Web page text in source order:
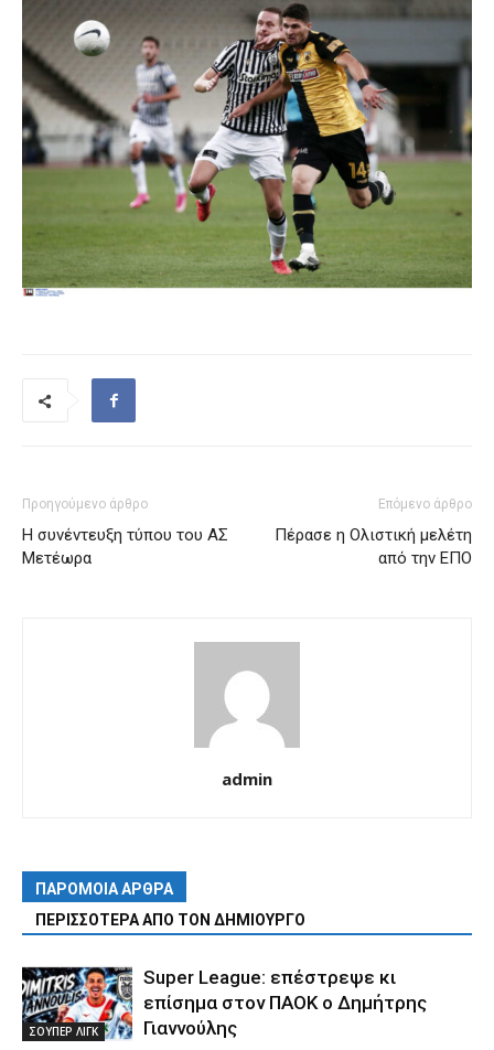
Προηγούμενο άρθρο
Η συνέντευξη τύπου του ΑΣ
Μετέωρα
Επόμενο άρθρο
Πέρασε η Ολιστική μελέτη
από την ΕΠΟ
admin
ΠΑΡΟΜΟΙΑ ΑΡΘΡΑ
ΠΕΡΙΣΣΟΤΕΡΑ ΑΠΟ ΤΟΝ ΔΗΜΙΟΥΡΓΟ
ΣΟΥΠΕΡ ΛΙΓΚ
Super League: επέστρεψε κι
επίσημα στον ΠΑΟΚ ο Δημήτρης
Γιαννούλης